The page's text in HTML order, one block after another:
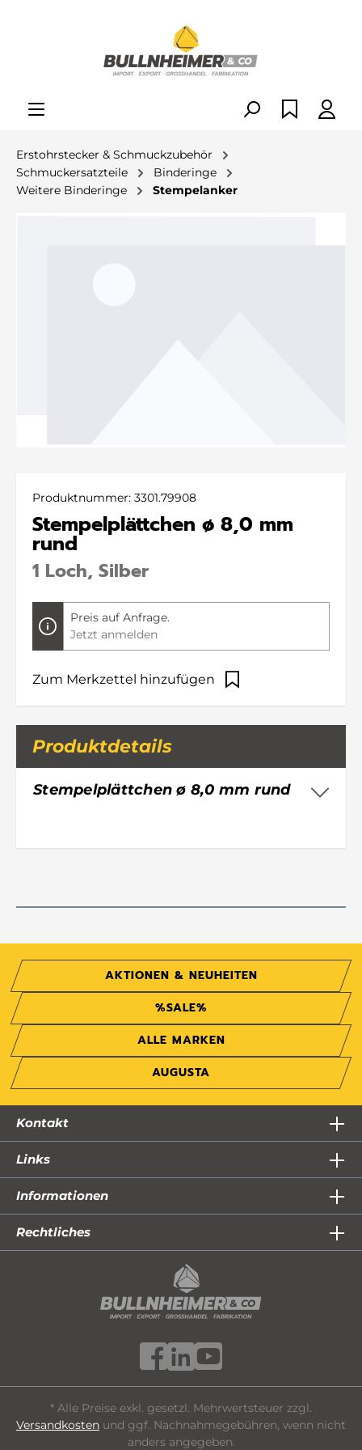
Erstohrstecker & Schmuckzubehör
Schmuckersatzteile
Binderinge
Weitere Binderinge
Stempelanker
Produktnummer: 3301.79908
Stempelplättchen ø 8,0 mm
rund
1 Loch, Silber
Preis auf Anfrage.
Jetzt anmelden
Zum Merkzettel hinzufügen
Produktdetails
Stempelplättchen ø 8,0 mm rund
AKTIONEN & NEUHEITEN
%SALE%
ALLE MARKEN
AUGUSTA
Kontakt
Links
Informationen
Rechtliches
* Alle Preise exkl. gesetzl. Mehrwertsteuer zzgl.
Versandkosten und ggf. Nachnahmegebühren, wenn nicht
anders angegeben.